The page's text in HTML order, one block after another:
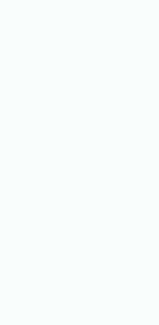
земли, но